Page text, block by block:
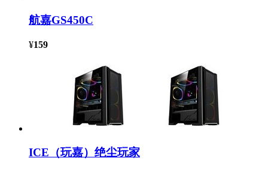
航嘉GS450C
¥159
ICE（玩嘉）绝尘玩家